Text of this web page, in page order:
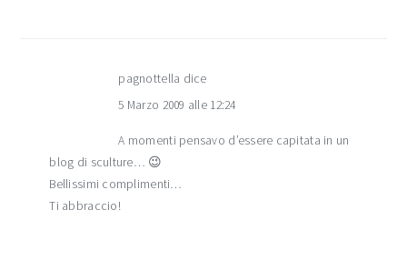
pagnottella dice
5 Marzo 2009 alle 12:24
A momenti pensavo d’essere capitata in un
blog di sculture… 😉
Bellissimi complimenti…
Ti abbraccio!